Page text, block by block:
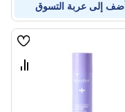
أضف إلى عربة التسوق
قائمة
قارن